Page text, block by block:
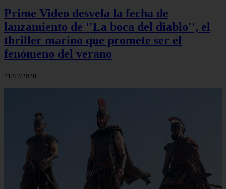
Prime Video desvela la fecha de
lanzamiento de ''La boca del diablo'', el
thriller marino que promete ser el
fenómeno del verano
21/07/2026